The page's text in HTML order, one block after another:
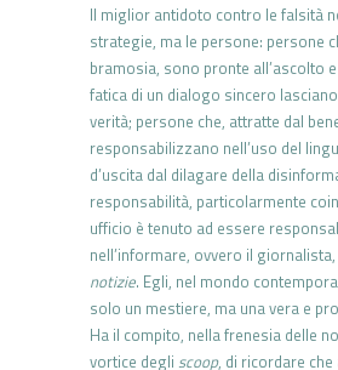
Il miglior antidoto contro le falsità
strategie, ma le persone: persone
bramosia, sono pronte all’ascolto
fatica di un dialogo sincero
verità; persone che, attratte dal
responsabilizzano nell’uso del
d’uscita dal dilagare della
responsabilità, particolarmente
ufficio è tenuto ad essere
nell’informare, ovvero il giornalista,
notizie. Egli, nel mondo
solo un mestiere, ma una vera e
Ha il compito, nella frenesia delle
vortice degli scoop, di ricordare